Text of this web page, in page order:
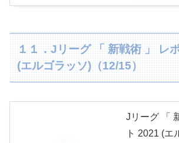
１１．Jリーグ 「 新戦術 」 レ
(エルゴラッソ)（12/15）
Jリーグ 「
ト 2021 (エ